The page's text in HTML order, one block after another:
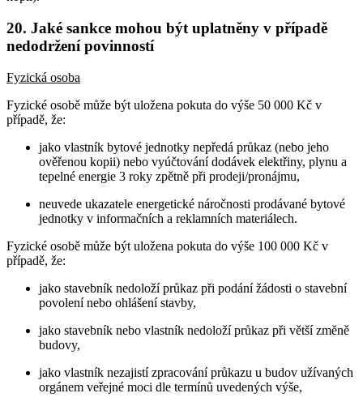
20. Jaké sankce mohou být uplatněny v případě
nedodržení povinností
Fyzická osoba
Fyzické osobě může být uložena pokuta do výše 50 000 Kč v
případě, že:
jako vlastník bytové jednotky nepředá průkaz (nebo jeho
ověřenou kopii) nebo vyúčtování dodávek elektřiny, plynu a
tepelné energie 3 roky zpětně při prodeji/pronájmu,
neuvede ukazatele energetické náročnosti prodávané bytové
jednotky v informačních a reklamních materiálech.
Fyzické osobě může být uložena pokuta do výše 100 000 Kč v
případě, že:
jako stavebník nedoloží průkaz při podání žádosti o stavební
povolení nebo ohlášení stavby,
jako stavebník nebo vlastník nedoloží průkaz při větší změně
budovy,
jako vlastník nezajistí zpracování průkazu u budov užívaných
orgánem veřejné moci dle termínů uvedených výše,